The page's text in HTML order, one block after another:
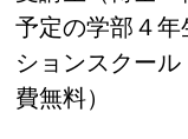
予定の学部４
ションスクー
費無料）